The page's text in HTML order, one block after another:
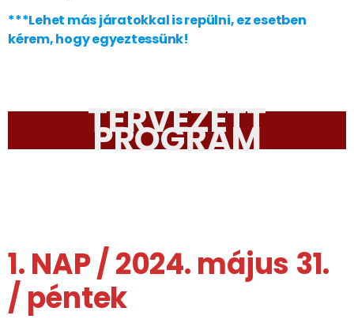
***Lehet más járatokkal is repülni, ez esetben
kérem, hogy egyeztessünk!
TERVEZETT
PROGRAM
1. NAP / 2024. május 31.
/ péntek